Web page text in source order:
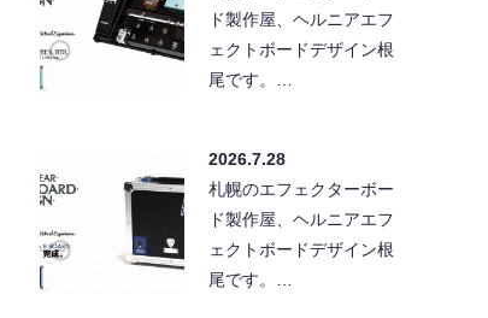
ド製作屋、ヘルニアエフ
ェクトボードデザイン根
尾です。…
2026.7.28
札幌のエフェクターボー
ド製作屋、ヘルニアエフ
ェクトボードデザイン根
尾です。…